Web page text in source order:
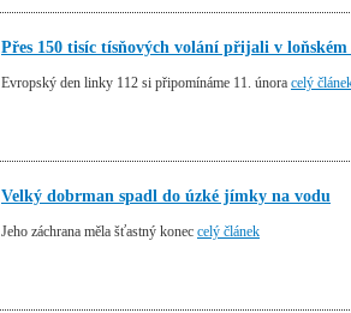
Přes 150 tisíc tísňových volání přijali v
Evropský den linky 112 si připomínáme 11. února celý
Velký dobrman spadl do úzké jímky na vodu
Jeho záchrana měla šťastný konec celý článek